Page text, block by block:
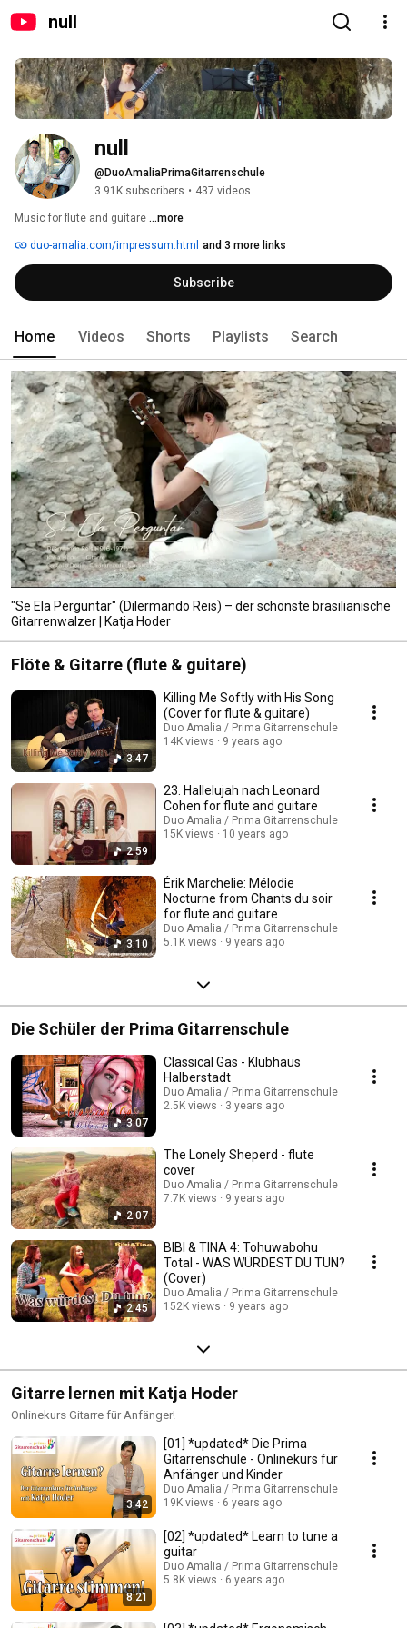
null
null
@DuoAmaliaPrimaGitarrenschule
3.91K subscribers • 437 videos
Music for flute and guitare ...more
duo-amalia.com/impressum.html and 3 more links
Subscribe
Home Videos Shorts Playlists Search
"Se Ela Perguntar" (Dilermando Reis) – der schönste brasilianische
Gitarrenwalzer | Katja Hoder
Flöte & Gitarre (flute & guitare)
3:47
Killing Me Softly with His Song
(Cover for flute & guitare)
Duo Amalia / Prima Gitarrenschule
14K views
9 years ago
2:59
23. Hallelujah nach Leonard
Cohen for flute and guitare
Duo Amalia / Prima Gitarrenschule
15K views
10 years ago
3:10
Érik Marchelie: Mélodie
Nocturne from Chants du soir
for flute and guitare
Duo Amalia / Prima Gitarrenschule
5.1K views
9 years ago
Die Schüler der Prima Gitarrenschule
3:07
Classical Gas - Klubhaus
Halberstadt
Duo Amalia / Prima Gitarrenschule
2.5K views
3 years ago
2:07
The Lonely Sheperd - flute
cover
Duo Amalia / Prima Gitarrenschule
7.7K views
9 years ago
2:45
BIBI & TINA 4: Tohuwabohu
Total - WAS WÜRDEST DU TUN?
(Cover)
Duo Amalia / Prima Gitarrenschule
152K views
9 years ago
Gitarre lernen mit Katja Hoder
Onlinekurs Gitarre für Anfänger!
3:42
[01] *updated* Die Prima
Gitarrenschule - Onlinekurs für
Anfänger und Kinder
Duo Amalia / Prima Gitarrenschule
19K views
6 years ago
8:21
[02] *updated* Learn to tune a
guitar
Duo Amalia / Prima Gitarrenschule
5.8K views
6 years ago